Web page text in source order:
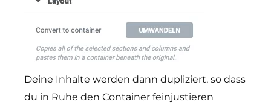
Deine Inhalte werden dann dupliziert, so dass
du in Ruhe den Container feinjustieren